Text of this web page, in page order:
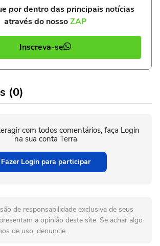
por dentro das principais notícias
através do nossoZAP
Inscreva-se
(0)
com todos comentários, faça Login
na sua conta Terra
Fazer Login para participar
de responsabilidade exclusiva de seus
a opinião deste site. Se achar algo
de uso, denuncie.